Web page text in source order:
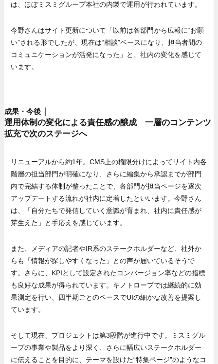
は、ほぼミスミグループ本社の内製で運用が行われています。
今野さんはサイト更新について「以前は各部門から広報に“お願
い”される形でしたが、現在は“相談”ベースになり、担当者間の
コミュニケーションが活発になった」と、社内の変化を感じて
います。
成果・今後｜
運用体制の変化による責任感の醸成 一層のコンテンツ
拡充で次のステージへ
リニューアルから約1年。CMS上の権限分けによってサイト内各
階層の担当部門が明確になり、さらに編集から承認までが部門
内で完結する体制が整ったことで、各部門が担当ページを逐次
アップデートする流れが社内に定着したといいます。今野さん
は、「自分たちで発信していく意識が育まれ、社内に責任感が
芽生えた」と手応えを感じています。
また、メディアの記者やIR系のステークホルダーなど、社外か
らも「情報が探しやすくなった」との声が届いているそうで
す。さらに、KPIとして設定されたコンバージョン率などの指標
も良好な成果が得られています。キノトロープでは継続的に効
果測定を行い、四半期ごとのペースでUIの細かな改善を提案し
ています。
そして現在、プロジェクトは第3段階が進行中です。ミスミグル
ープの事業や製品をより深く、さらに幅広いステークホルダー
に伝えることを目的に、テーマを設けた“特集ページ”のようなコ